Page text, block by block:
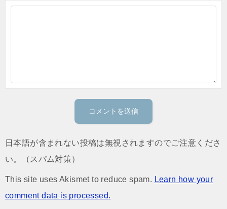
日本語が含まれない投稿は無視されますのでご注意くださ
い。（スパム対策）
This site uses Akismet to reduce spam. Learn how your
comment data is processed.